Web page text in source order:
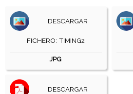
DESCARGAR
FICHERO: TIMING2
JPG
DESCARGAR